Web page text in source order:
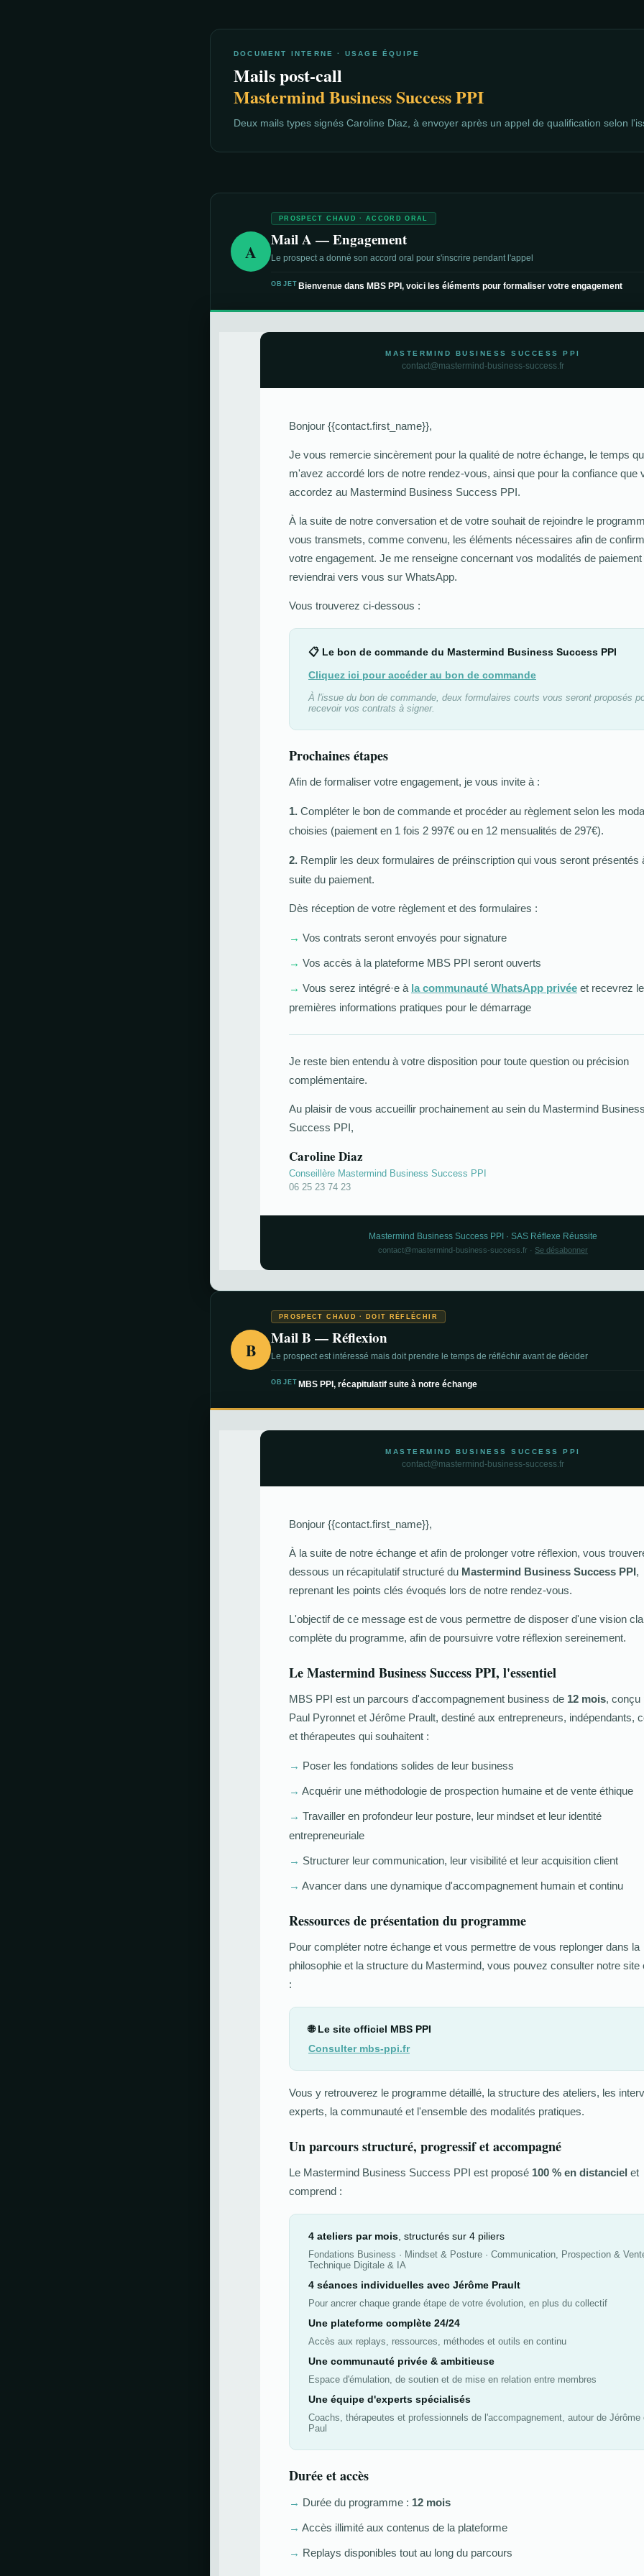
DOCUMENT INTERNE · USAGE ÉQUIPE
Mails post-call
Mastermind Business Success PPI
Deux mails types signés Caroline Diaz, à envoyer après un appel de qualification selon
A
PROSPECT CHAUD · ACCORD ORAL
Mail A — Engagement
Le prospect a donné son accord oral pour s'inscrire pendant l'appel
OBJET Bienvenue dans MBS PPI, voici les éléments pour formaliser votre engagement
MASTERMIND BUSINESS SUCCESS PPI
contact@mastermind-business-success.fr
Bonjour {{contact.first_name}},
Je vous remercie sincèrement pour la qualité de notre échange, le temps
m'avez accordé lors de notre rendez-vous, ainsi que pour la confiance que
accordez au Mastermind Business Success PPI.
À la suite de notre conversation et de votre souhait de rejoindre le
vous transmets, comme convenu, les éléments nécessaires afin de
votre engagement. Je me renseigne concernant vos modalités de paiement
reviendrai vers vous sur WhatsApp.
Vous trouverez ci-dessous :
📋 Le bon de commande du Mastermind Business Success PPI
Cliquez ici pour accéder au bon de commande
À l'issue du bon de commande, deux formulaires courts vous seront proposés
recevoir vos contrats à signer.
Prochaines étapes
Afin de formaliser votre engagement, je vous invite à :
1. Compléter le bon de commande et procéder au règlement selon les
choisies (paiement en 1 fois 2 997€ ou en 12 mensualités de 297€).
2. Remplir les deux formulaires de préinscription qui vous seront présentés
suite du paiement.
Dès réception de votre règlement et des formulaires :
→ Vos contrats seront envoyés pour signature
→ Vos accès à la plateforme MBS PPI seront ouverts
→ Vous serez intégré·e à la communauté WhatsApp privée et recevrez
premières informations pratiques pour le démarrage
Je reste bien entendu à votre disposition pour toute question ou précision
complémentaire.
Au plaisir de vous accueillir prochainement au sein du Mastermind
Success PPI,
Caroline Diaz
Conseillère Mastermind Business Success PPI
06 25 23 74 23
Mastermind Business Success PPI · SAS Réflexe Réussite
contact@mastermind-business-success.fr · Se désabonner
B
PROSPECT CHAUD · DOIT RÉFLÉCHIR
Mail B — Réflexion
Le prospect est intéressé mais doit prendre le temps de réfléchir avant de décider
OBJET MBS PPI, récapitulatif suite à notre échange
MASTERMIND BUSINESS SUCCESS PPI
contact@mastermind-business-success.fr
Bonjour {{contact.first_name}},
À la suite de notre échange et afin de prolonger votre réflexion, vous
dessous un récapitulatif structuré du Mastermind Business Success PPI,
reprenant les points clés évoqués lors de notre rendez-vous.
L'objectif de ce message est de vous permettre de disposer d'une vision
complète du programme, afin de poursuivre votre réflexion sereinement.
Le Mastermind Business Success PPI, l'essentiel
MBS PPI est un parcours d'accompagnement business de 12 mois, conçu
Paul Pyronnet et Jérôme Prault, destiné aux entrepreneurs, indépendants,
et thérapeutes qui souhaitent :
→ Poser les fondations solides de leur business
→ Acquérir une méthodologie de prospection humaine et de vente éthique
→ Travailler en profondeur leur posture, leur mindset et leur identité
entrepreneuriale
→ Structurer leur communication, leur visibilité et leur acquisition client
→ Avancer dans une dynamique d'accompagnement humain et continu
Ressources de présentation du programme
Pour compléter notre échange et vous permettre de vous replonger dans la
philosophie et la structure du Mastermind, vous pouvez consulter notre site
:
🌐 Le site officiel MBS PPI
Consulter mbs-ppi.fr
Vous y retrouverez le programme détaillé, la structure des ateliers, les
experts, la communauté et l'ensemble des modalités pratiques.
Un parcours structuré, progressif et accompagné
Le Mastermind Business Success PPI est proposé 100 % en distanciel et
comprend :
4 ateliers par mois , structurés sur 4 piliers
Fondations Business · Mindset & Posture · Communication, Prospection &
Technique Digitale & IA
4 séances individuelles avec Jérôme Prault
Pour ancrer chaque grande étape de votre évolution, en plus du collectif
Une plateforme complète 24/24
Accès aux replays, ressources, méthodes et outils en continu
Une communauté privée & ambitieuse
Espace d'émulation, de soutien et de mise en relation entre membres
Une équipe d'experts spécialisés
Coachs, thérapeutes et professionnels de l'accompagnement, autour de Jérôme
Paul
Durée et accès
→ Durée du programme : 12 mois
→ Accès illimité aux contenus de la plateforme
→ Replays disponibles tout au long du parcours